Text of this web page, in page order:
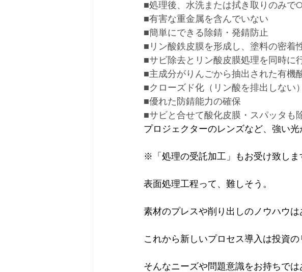
■処理後、水洗または拭き取りのみで
■有害な重金属を含んでいない
■簡単にできる除錆・発錆防止
■リン酸鉄皮膜を形成し、塗料の密着
■サビ除去とリン酸皮膜処理を同時に
■主成分がりんごから抽出された有機
■クローズド化（リン酸を排出しない）
■優れた防錆能力の確保
■サビと合せて酸化皮膜・スパッタも
プロジェクターのレンズなど、強い
※「処理の受託加工」もお受け致しま
表面処理工程って、難しそう。
素材のプレスや削り出しのノウハウ
これから新しいプロセス導入は投資の
そんなニーズや問題意識をお持ちでは